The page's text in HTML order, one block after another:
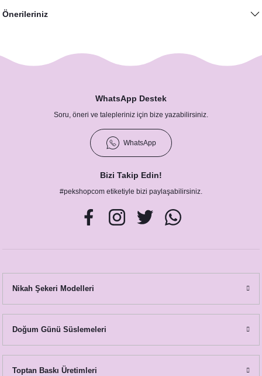
Önerileriniz
WhatsApp Destek
Soru, öneri ve talepleriniz için bize yazabilirsiniz.
WhatsApp
Bizi Takip Edin!
#pekshopcom etiketiyle bizi paylaşabilirsiniz.
Nikah Şekeri Modelleri
Doğum Günü Süslemeleri
Toptan Baskı Üretimleri